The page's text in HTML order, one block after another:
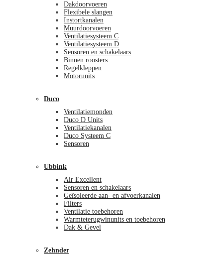
Dakdoorvoeren
Flexibele slangen
Instortkanalen
Muurdoorvoeren
Ventilatiesysteem C
Ventilatiesysteem D
Sensoren en schakelaars
Binnen roosters
Regelkleppen
Motorunits
Duco
Ventilatiemonden
Duco D Units
Ventilatiekanalen
Duco Systeem C
Sensoren
Ubbink
Air Excellent
Sensoren en schakelaars
Geïsoleerde aan- en afvoerkanalen
Filters
Ventilatie toebehoren
Warmteterugwinunits en toebehoren
Dak & Gevel
Zehnder